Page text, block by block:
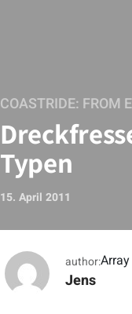
COASTRIDE: FROM
Typen
15. April 2011
author:
Jens
Array